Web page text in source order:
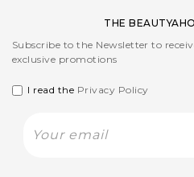
THE
Subscribe to the Newsletter to
exclusive promotions
I read the Privacy Policy